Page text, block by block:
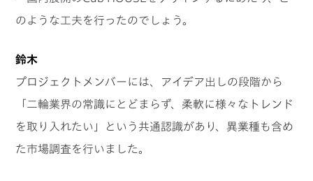
のような工夫を行ったのでしょう。
鈴木
プロジェクトメンバーには、アイデア出しの段階から
「二輪業界の常識にとどまらず、柔軟に様々なトレンド
を取り入れたい」という共通認識があり、異業種も含め
た市場調査を行いました。